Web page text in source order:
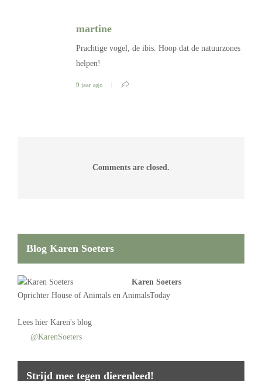
martine
Prachtige vogel, de ibis. Hoop dat de natuurzones
helpen!
9 jaar ago
Comments are closed.
Blog Karen Soeters
Karen Soeters
Oprichter House of Animals en AnimalsToday
Lees hier Karen's blog
@KarenSoeters
Strijd mee tegen dierenleed!